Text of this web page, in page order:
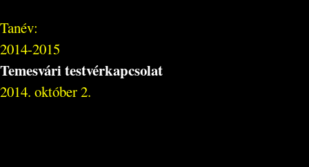
Tanév:
2014-2015
Temesvári testvérkapcsolat
2014. október 2.